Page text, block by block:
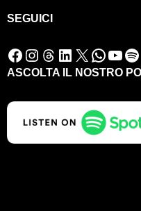
SEGUICI
Facebook Instagram Threads LinkedIn X WhatsApp YouTube Spotify
ASCOLTA IL NOSTRO